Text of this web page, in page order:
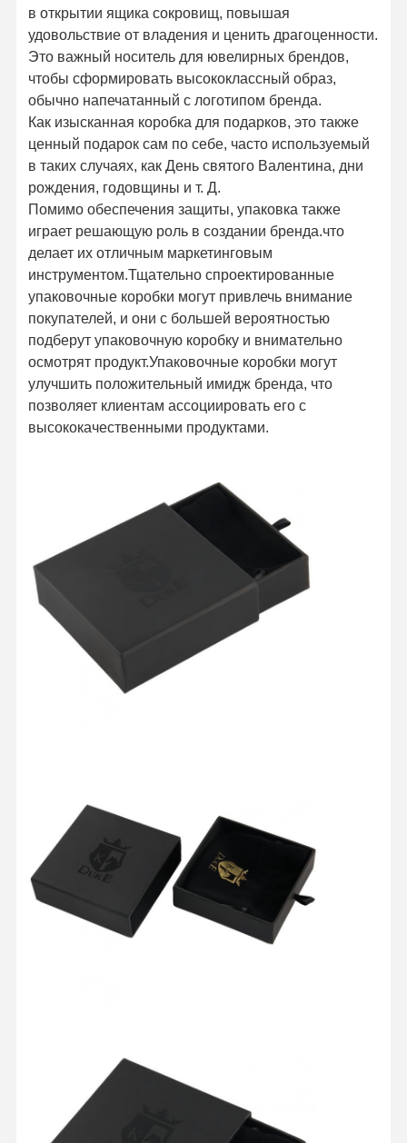
Главная
Продукция О Компании
Наша
Качества
Данные
Все Случаи
Ящик для упаковки еды
индивидуальная упаковка для одежды
Бумажная коробка для подарков
Бумажный пакет
в открытии ящика сокровищ, повышая
удовольствие от владения и ценить драгоценности.
Это важный носитель для ювелирных брендов,
чтобы сформировать высококлассный образ,
обычно напечатанный с логотипом бренда.
Как изысканная коробка для подарков, это также
ценный подарок сам по себе, часто используемый
в таких случаях, как День святого Валентина, дни
рождения, годовщины и т. Д.
Помимо обеспечения защиты, упаковка также
играет решающую роль в создании бренда.что
делает их отличным маркетинговым
инструментом.Тщательно спроектированные
упаковочные коробки могут привлечь внимание
покупателей, и они с большей вероятностью
подберут упаковочную коробку и внимательно
осмотрят продукт.Упаковочные коробки могут
улучшить положительный имидж бренда, что
позволяет клиентам ассоциировать его с
высококачественными продуктами.